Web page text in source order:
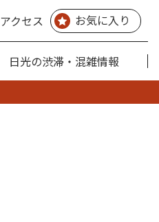
アクセス お気に入り
日光の渋滞・混雑情報